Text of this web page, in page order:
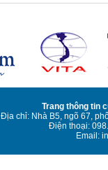
Trang thông tin
Địa chỉ: Nhà B5, ngõ 67,
Điện thoại:
Email: